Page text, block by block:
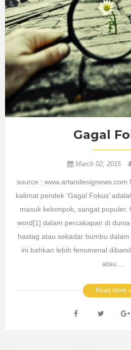
Gagal
March 02, 2015
source : www.artandesignews.com
kalimat pendek ‘Gagal Fokus’
masuk kelompok, sangat
word[1] dalam percakapan di
hastag atau sekadar bumbu
ini bahkan lebih fenomenal
atau ...
Read more »